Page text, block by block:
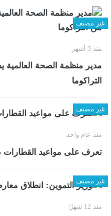
غير مصنف
منذ 3 أشهر
مدير منظمة الصحة
التراكوما
غير مصنف
منذ عام واحد
تعرف على مواعيد القطارات
غير مصنف
منذ 12 شهرًا